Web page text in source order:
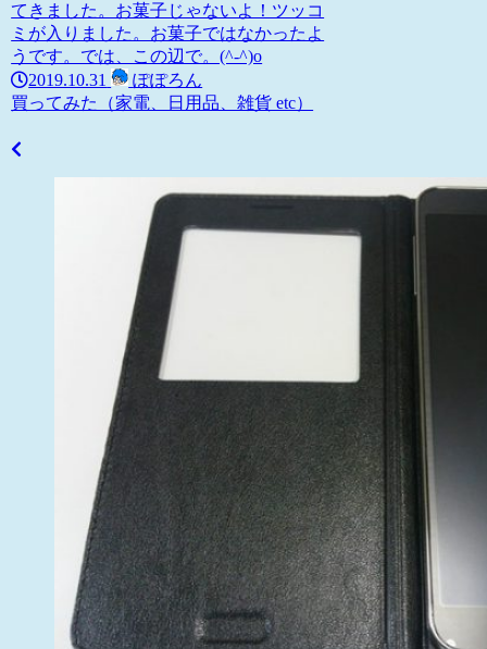
てきました。お菓子じゃないよ！ツッコ
ミが入りました。お菓子ではなかったよ
うです。では、この辺で。(^-^)o
2019.10.31
ぽぽろん
買ってみた（家電、日用品、雑貨 etc）